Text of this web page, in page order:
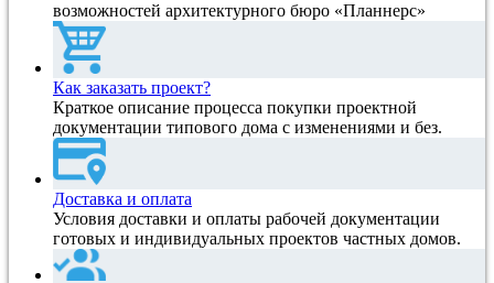
возможностей архитектурного бюро «Планнерс»
Как заказать проект?
Краткое описание процесса покупки проектной
документации типового дома с изменениями и без.
Доставка и оплата
Условия доставки и оплаты рабочей документации
готовых и индивидуальных проектов частных домов.